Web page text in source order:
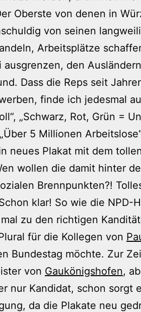
Oberste von denen in
von seinen
Arbeitsplätze
ausgrenzen, den
Dass die Reps seit
finde ich jedesmal
„Schwarz, Rot, Grün =
5 Millionen
neues Plakat mit dem
wollen die damit hinter
Brennpunkten?!
klar! So wie die NPD-
zu den richtigen
für die Kollegen von
Bundestag möchte. Zur
von Gaukönigshofen,
nur Kandidat, schon sorgt
da die Plakate neu